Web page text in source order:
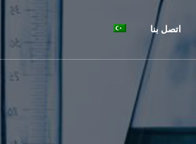
اتصل بنا